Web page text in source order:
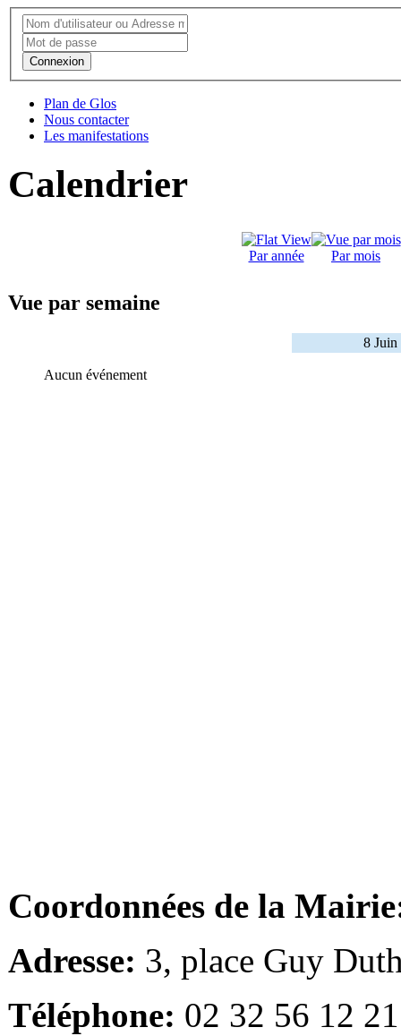
Connexion
Plan de Glos
Nous contacter
Les manifestations
Calendrier
Par année Par mois
Vue par semaine
8 Juin
Aucun événement
Coordonnées de la
Adresse: 3, place Guy
Téléphone: 02 32 56 12 21